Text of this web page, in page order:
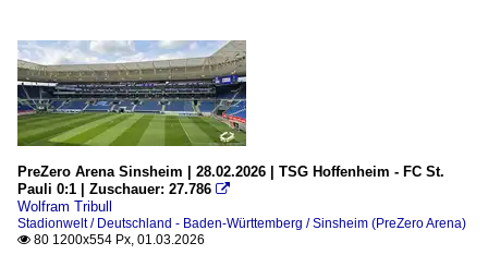
PreZero Arena Sinsheim | 28.02.2026 | TSG Hoffenheim - FC St.
Pauli 0:1 | Zuschauer: 27.786 
Wolfram Tribull
Stadionwelt / Deutschland - Baden-Württemberg / Sinsheim (PreZero Arena)
 80 1200x554 Px, 01.03.2026